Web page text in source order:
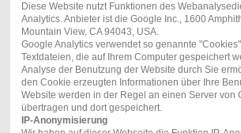
Diese Website nutzt Funktionen des
Analytics. Anbieter ist die Google Inc., 1600
Mountain View, CA 94043, USA.
Google Analytics verwendet so genannte
Textdateien, die auf Ihrem Computer gespeichert
Analyse der Benutzung der Website durch Sie
den Cookie erzeugten Informationen über Ihre
Website werden in der Regel an einen Server von
übertragen und dort gespeichert.
IP-Anonymisierung